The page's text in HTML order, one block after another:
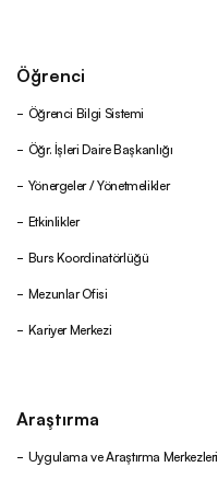
Öğrenci
Öğrenci Bilgi Sistemi
Öğr. İşleri Daire Başkanlığı
Yönergeler / Yönetmelikler
Etkinlikler
Burs Koordinatörlüğü
Mezunlar Ofisi
Kariyer Merkezi
Araştırma
Uygulama ve Araştırma Merkezleri